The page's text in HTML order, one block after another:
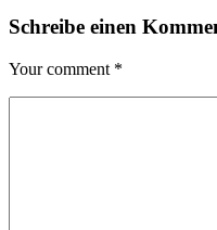
Schreibe einen
Your comment *